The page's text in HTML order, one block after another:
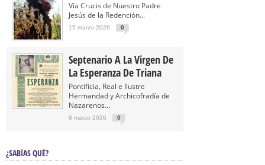
Vía Crucis de Nuestro Padre
Jesús de la Redención...
15 marzo 2026 0
Septenario A La Virgen De
La Esperanza De Triana
Pontificia, Real e Ilustre
Hermandad y Archicofradía de
Nazarenos...
8 marzo 2026 0
¿SABÍAS QUÉ?